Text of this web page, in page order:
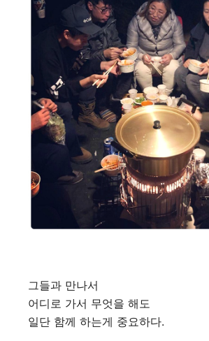
그들과 만나서
어디로 가서 무엇을 해도
일단 함께 하는게 중요하다.